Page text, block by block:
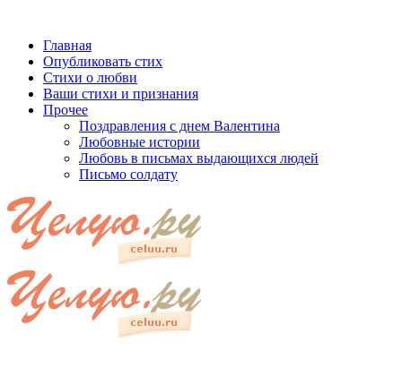
Главная
Опубликовать стих
Стихи о любви
Ваши стихи и признания
Прочее
Поздравления с днем Валентина
Любовные истории
Любовь в письмах выдающихся людей
Письмо солдату